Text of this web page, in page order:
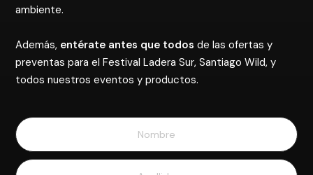
ambiente.
Además, entérate antes que todos de las ofertas y
preventas para el Festival Ladera Sur, Santiago Wild, y
todos nuestros eventos y productos.